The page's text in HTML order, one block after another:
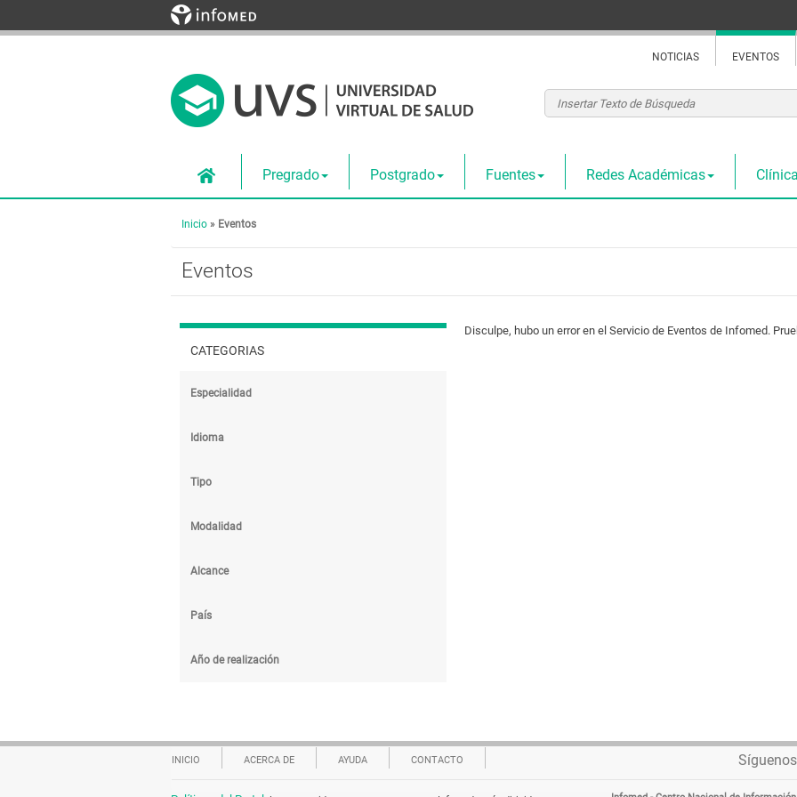
NOTICIAS EVENTOS
Pregrado Postgrado Fuentes Redes Académicas
Inicio » Eventos
Eventos
CATEGORIAS
Especialidad
Idioma
Tipo
Modalidad
Alcance
País
Año de realización
Disculpe, hubo un error en el Servicio de Eventos de Infomed.
INICIO ACERCA DE AYUDA CONTACTO